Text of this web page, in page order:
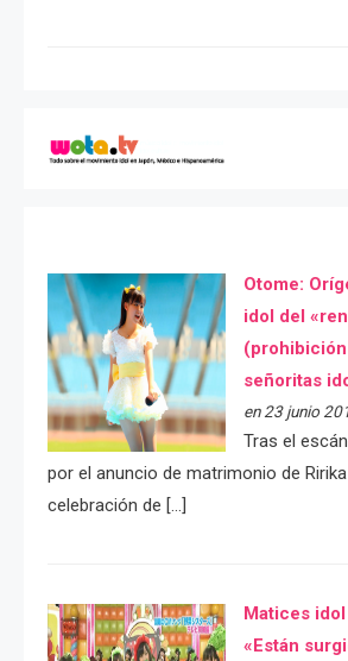
Otome:
idol del
señoritas
en 23 junio
Tras el
por el anuncio de matrimonio de
celebración de […]
Matices
«Están